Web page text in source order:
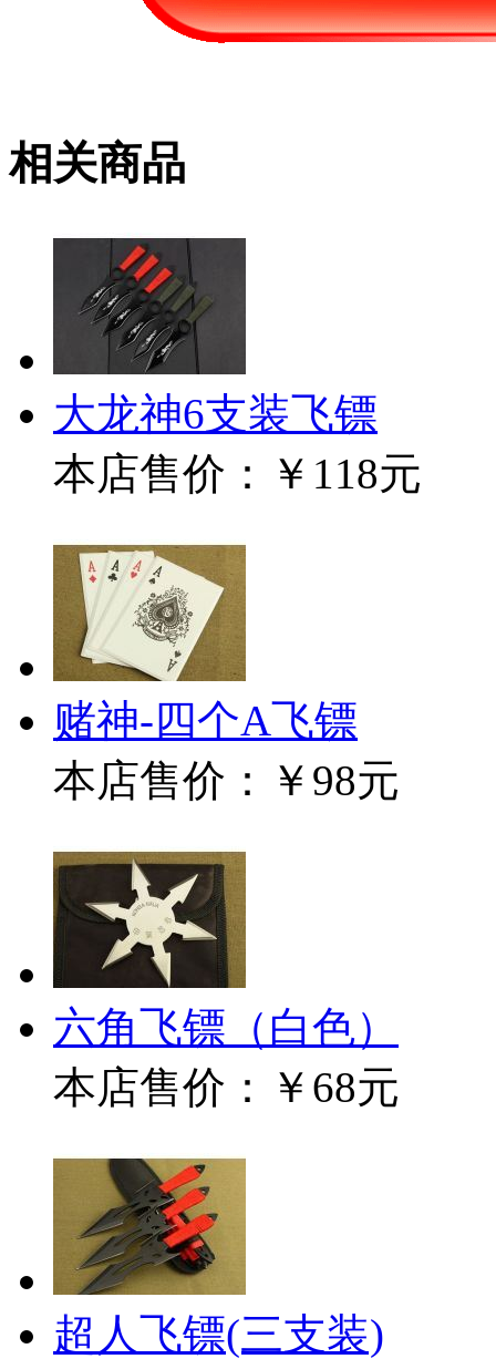
相关商品
大龙神6支装飞镖
本店售价：
￥118元
赌神-四个A飞镖
本店售价：
￥98元
六角飞镖（白色）
本店售价：
￥68元
超人飞镖(三支装)